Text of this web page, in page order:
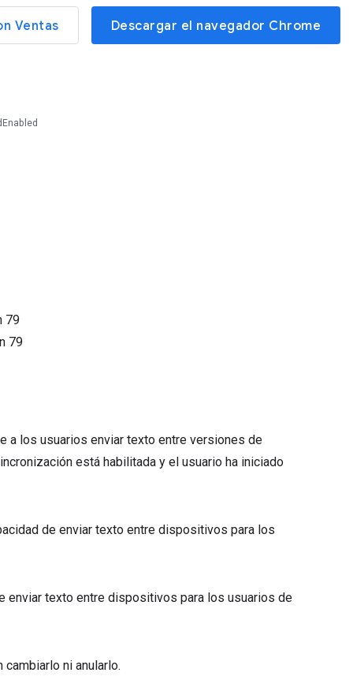
Ventas Descargar el navegador Chrome
79
79
a los usuarios enviar texto entre versiones de
está habilitada y el usuario ha iniciado
de enviar texto entre dispositivos para los
enviar texto entre dispositivos para los usuarios de
ni anularlo.